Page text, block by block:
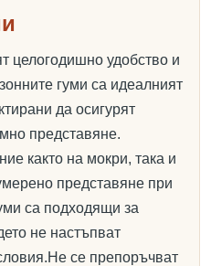
целогодишно удобство и
гуми са идеалният
да осигурят
представяне.
както на мокри, така и
представяне при
са подходящи за
не настъпват
се препоръчват